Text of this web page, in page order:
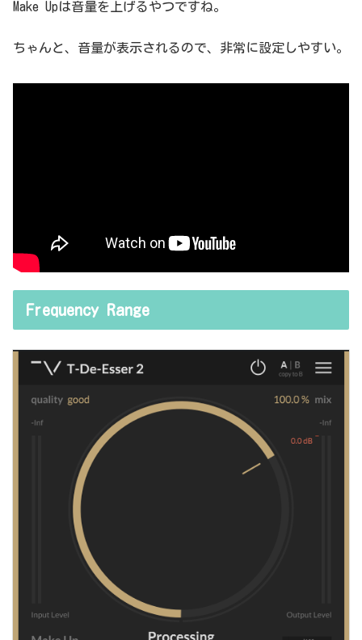
Make Upは音量を上げるやつですね。
ちゃんと、音量が表示されるので、非常に設定しやすい。
Frequency Range